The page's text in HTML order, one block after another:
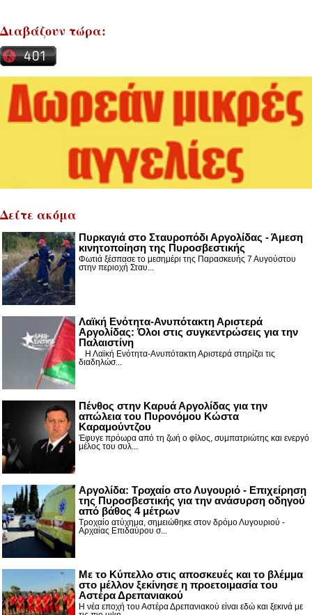
Διαβάζουν τώρα:
Δείτε ακόμα
Πυρκαγιά στο Σταυροπόδι Αργολίδας - Άμεση
κινητοποίηση της Πυροσβεστικής
Φωτιά ξέσπασε το μεσημέρι της Παρασκευής 7 Αυγούστου
στην περιοχή Σταυ...
Λαϊκή Ενότητα-Ανυπότακτη Αριστερά
Αργολίδας: Όλοι στις συγκεντρώσεις για την
Παλαιστίνη
Η Λαϊκή Ενότητα-Ανυπότακτη Αριστερά στηρίζει τις
διαδηλώσ...
Πένθος στην Καρυά Αργολίδας για την
απώλεια του Πυρονόμου Κώστα
Καραμούντζου
Έφυγε πρόωρα από τη ζωή ο φίλος, συμπατριώτης και ενεργό
μέλος του συλ...
Αργολίδα: Τροχαίο στο Λυγουριό - Επιχείρηση
της Πυροσβεστικής για την ανάσυρση οδηγού
από βάθος 4 μέτρων
Τροχαίο ατύχημα, σημειώθηκε στον δρόμο Λυγουριού -
Αρχαίας Επιδαύρου σ...
Με το Κύπελλο στις αποσκευές και το βλέμμα
στο μέλλον ξεκίνησε η προετοιμασία του
Αστέρα Δρεπανιακού
Η νέα εποχή του Αστέρα Δρεπανιακού είναι εδώ και ξεκινά με